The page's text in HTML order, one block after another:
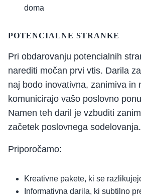
doma
POTENCIALNE STRANKE
Pri obdarovanju potencialnih
narediti močan prvi vtis. Darila
naj bodo inovativna, zanimiva in
komunicirajo vašo poslovno
Namen teh daril je vzbuditi
začetek poslovnega sodelovanja.
Priporočamo:
Kreativne pakete, ki se
Informativna darila, ki subtilno